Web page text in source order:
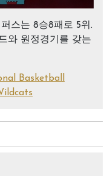
스는 8승8패로 5위.
와 원정경기를 갖는
Basketball